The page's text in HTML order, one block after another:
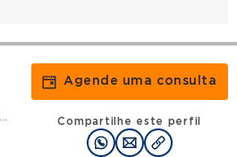
RQE 5066 - Coloproctologia
Agende uma consulta
Compartilhe este perfil